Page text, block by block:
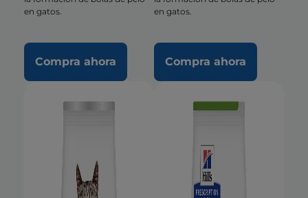
en gatos.
Compra ahora
en gatos.
Compra ahora